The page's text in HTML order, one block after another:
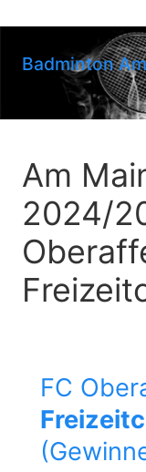
springen
Badminton
Am
2024/
FC